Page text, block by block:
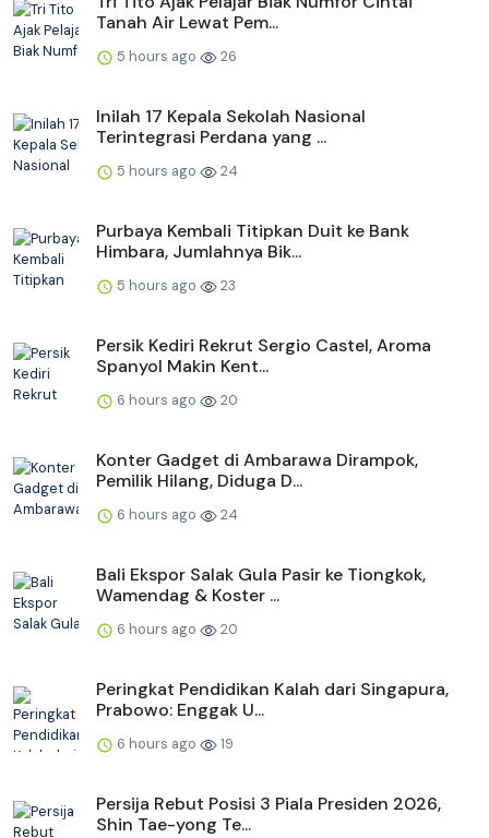
Tanah Air Lewat Pem...
5 hours ago 26
Inilah 17 Kepala Sekolah Nasional
Terintegrasi Perdana yang ...
5 hours ago 24
Purbaya Kembali Titipkan Duit ke Bank
Himbara, Jumlahnya Bik...
5 hours ago 23
Persik Kediri Rekrut Sergio Castel, Aroma
Spanyol Makin Kent...
6 hours ago 20
Konter Gadget di Ambarawa Dirampok,
Pemilik Hilang, Diduga D...
6 hours ago 24
Bali Ekspor Salak Gula Pasir ke Tiongkok,
Wamendag & Koster ...
6 hours ago 20
Peringkat Pendidikan Kalah dari Singapura,
Prabowo: Enggak U...
6 hours ago 19
Persija Rebut Posisi 3 Piala Presiden 2026,
Shin Tae-yong Te...